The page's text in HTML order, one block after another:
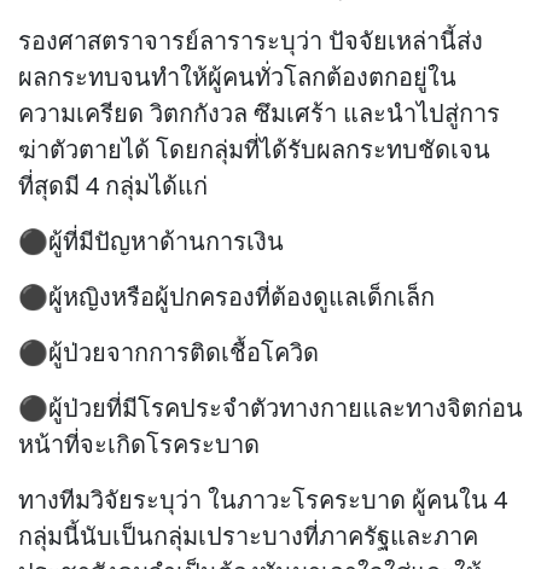
รองศาสตราจารย์ลาราระบุว่า ปัจจัยเหล่านี้ส่ง
ผลกระทบจนทำให้ผู้คนทั่วโลกต้องตกอยู่ใน
ความเครียด วิตกกังวล ซึมเศร้า และนำไปสู่การ
ฆ่าตัวตายได้ โดยกลุ่มที่ได้รับผลกระทบชัดเจน
ที่สุดมี 4 กลุ่มได้แก่
⚫ผู้ที่มีปัญหาด้านการเงิน
⚫ผู้หญิงหรือผู้ปกครองที่ต้องดูแลเด็กเล็ก
⚫ผู้ป่วยจากการติดเชื้อโควิด
⚫ผู้ป่วยที่มีโรคประจำตัวทางกายและทางจิตก่อน
หน้าที่จะเกิดโรคระบาด
ทางทีมวิจัยระบุว่า ในภาวะโรคระบาด ผู้คนใน 4
กลุ่มนี้นับเป็นกลุ่มเปราะบางที่ภาครัฐและภาค